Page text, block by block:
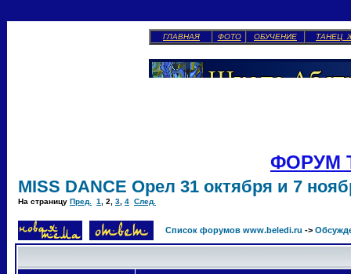
ГЛАВНАЯ ФОТО ОБУЧЕНИЕ ТАНЕЦ
ФОРУМ
MISS DANCE Орел 31 октября и 7
На страницу Пред. 1 2 3 4 След.
Список форумов www.beledi.ru ->